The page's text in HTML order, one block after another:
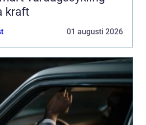
kraft
01 augusti 2026